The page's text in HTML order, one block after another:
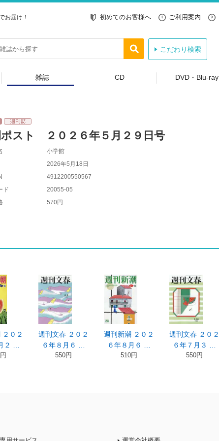
お届け！ 初めてのお客様へ ご利用案内
こだわり検索
雑誌 CD DVD・Blu-ray
スト ２０２６年５月２９日号
小学館
2026年5月18日
4912200550567
ド
20055-05
570円
０２
２ …
週刊文春 ２０２
６年８月６ …
550円
週刊新潮 ２０２
６年８月６ …
510円
週刊文春 ２０２
６年７月３ …
550円